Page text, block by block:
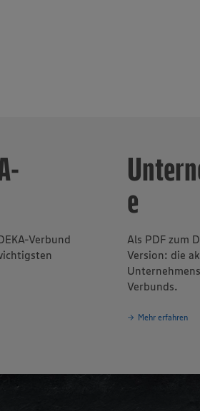
Verbund
e
Als PDF zum
Version: die
Verbunds.
Mehr erfahren